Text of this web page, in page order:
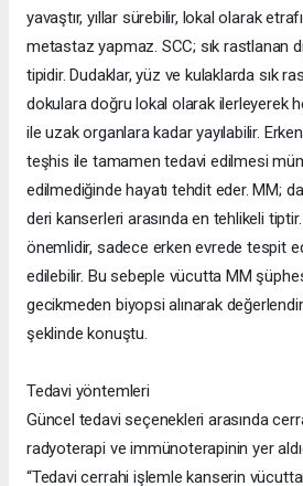
yavaştır, yıllar sürebilir, lokal olarak
metastaz yapmaz. SCC; sık rastlanan
tipidir. Dudaklar, yüz ve kulaklarda sık
dokulara doğru lokal olarak ilerleyerek
ile uzak organlara kadar yayılabilir.
teşhis ile tamamen tedavi edilmesi
edilmediğinde hayatı tehdit eder. MM;
deri kanserleri arasında en tehlikeli
önemlidir, sadece erken evrede tespit
edilebilir. Bu sebeple vücutta MM
gecikmeden biyopsi alınarak
şeklinde konuştu.
Tedavi yöntemleri
Güncel tedavi seçenekleri arasında
radyoterapi ve immünoterapinin yer
“Tedavi cerrahi işlemle kanserin vücuttan